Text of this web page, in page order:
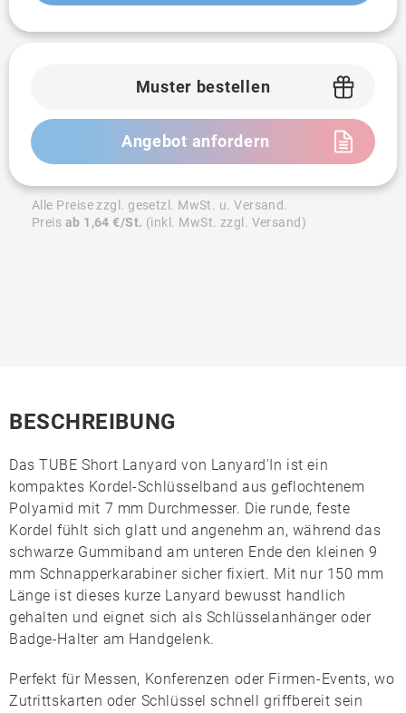
Muster bestellen
Angebot anfordern
Alle Preise zzgl. gesetzl. MwSt. u. Versand.
Preis ab 1,64 €/St. (inkl. MwSt. zzgl. Versand)
BESCHREIBUNG
DasTUBE Short Lanyard von Lanyard'In ist ein
kompaktes Kordel-Schlüsselband aus geflochtenem
Polyamid mit 7 mm Durchmesser. Die runde, feste
Kordel fühlt sich glatt und angenehm an, während das
schwarze Gummiband am unteren Ende den kleinen9
mm Schnapperkarabinersicher fixiert. Mit nur 150 mm
Länge ist dieses kurze Lanyard bewusst handlich
gehalten und eignet sich als Schlüsselanhänger oder
Badge-Halter am Handgelenk.
Perfekt für Messen, Konferenzen oder Firmen-Events, wo
Zutrittskarten oder Schlüssel schnell griffbereit sein